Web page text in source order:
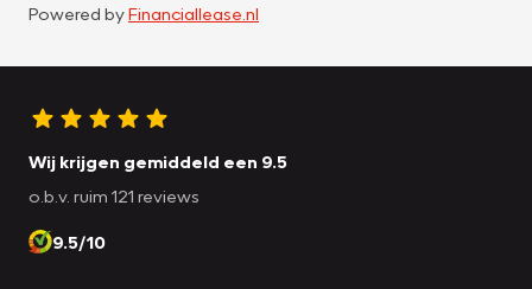
Powered byFinanciallease.nl
Wij krijgen gemiddeld een 9.5
o.b.v. ruim 121 reviews
9.5/10